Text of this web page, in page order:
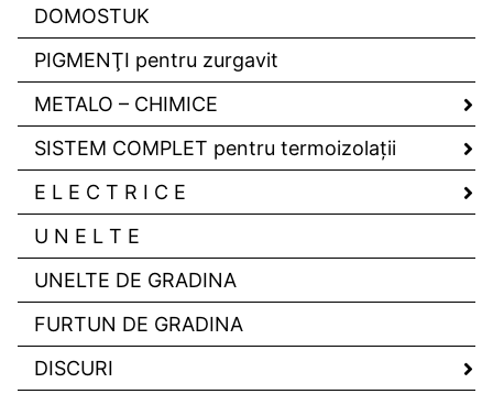
DOMOSTUK
PIGMENŢI pentru zurgavit
METALO – CHIMICE
SISTEM COMPLET pentru termoizolaţii
E L E C T R I C E
U N E L T E
UNELTE DE GRADINA
FURTUN DE GRADINA
DISCURI